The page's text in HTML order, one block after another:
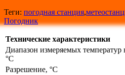
Теги: погодная станция,
Погодник
Технические характеристики
Диапазон измеряемых
°С
Разрешение, °С